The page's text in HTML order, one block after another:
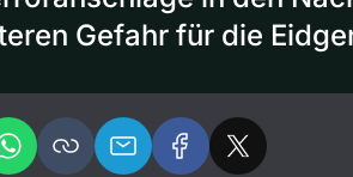
Gefahr für die